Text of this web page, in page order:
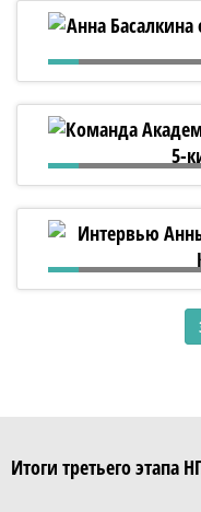
Анна
НПЛ в Туапсе
Команда
шаг до 5-ки
Интервью
НПЛ Казань
Итоги третьего этапа